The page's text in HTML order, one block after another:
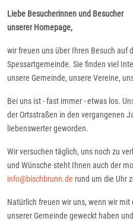
Liebe Besucherinnen und Besucher
unserer Homepage,
wir freuen uns über Ihren Besuch auf
Spessartgemeinde. Sie finden viel
unsere Gemeinde, unsere Vereine,
Bei uns ist - fast immer - etwas los.
der Ortsstraßen in den vergangenen
liebenswerter geworden.
Wir versuchen täglich, uns noch zu
und Wünsche steht Ihnen auch der
info@bischbrunn.de rund um die Uhr
Natürlich freuen wir uns, wenn wir
unserer Gemeinde geweckt haben